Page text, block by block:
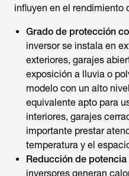
influyen en el rendimiento
Grado de protección
inversor se instala en
exteriores, garajes
exposición a lluvia o
modelo con un alto
equivalente apto para
interiores, garajes
importante prestar
temperatura y el
Reducción de
inversores generan